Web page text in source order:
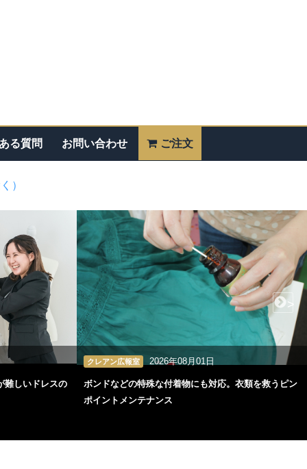
る質問 お問い合わせ ご注文
）
難しいドレスの
クレアン広報室 2026年08月01日
ボンドなどの特殊な付着物にも対応。衣類を救うピン
ポイントメンテナンス
>